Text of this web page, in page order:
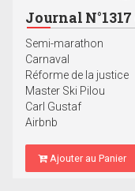
Journal N°1317
Semi-marathon
Carnaval
Réforme de la justice
Master Ski Pilou
Carl Gustaf
Airbnb
Ajouter au Panier